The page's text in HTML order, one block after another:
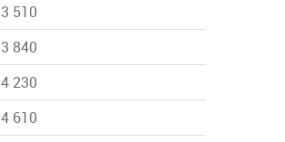
3 510
3 840
4 230
4 610